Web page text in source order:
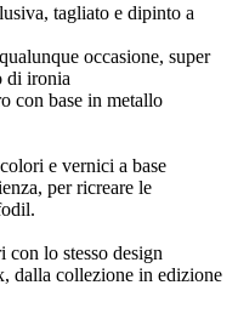
tagliato e dipinto a
occasione, super
di ironia
con base in metallo
e vernici a base
per ricreare le
lo stesso design
dalla collezione in edizione